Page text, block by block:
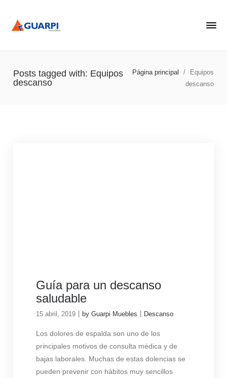
Posts tagged with: Equipos
descanso
Página principal /
Equipos
descanso
Guía para un descanso
saludable
15 abril, 2019 by Guarpi Muebles Descanso
Los dolores de espalda son uno de los
principales motivos de consulta médica y de
bajas laborales. Muchas de estas dolencias se
pueden prevenir con hábitos muy sencillos